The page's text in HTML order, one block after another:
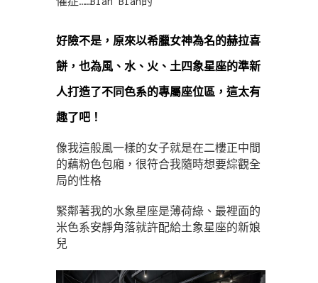
好險不是，原來以希臘女神為名的赫拉喜
餅，也為風、水、火、土四象星座的準新
人打造了不同色系的專屬座位區，這太有
趣了吧！
像我這般風一樣的女子就是在二樓正中間
的藕粉色包廂，很符合我隨時想要綜觀全
局的性格
緊鄰著我的水象星座是薄荷綠、最裡面的
米色系安靜角落就許配給土象星座的新娘
兒